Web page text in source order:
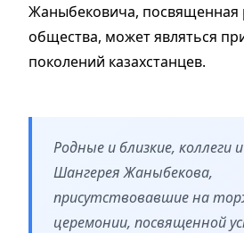
Жаныбековича, посвященная
общества, может являться
поколений казахстанцев.
Родные и близкие, коллеги
Шангерея Жаныбекова,
присутствовавшие на
церемонии, посвященной